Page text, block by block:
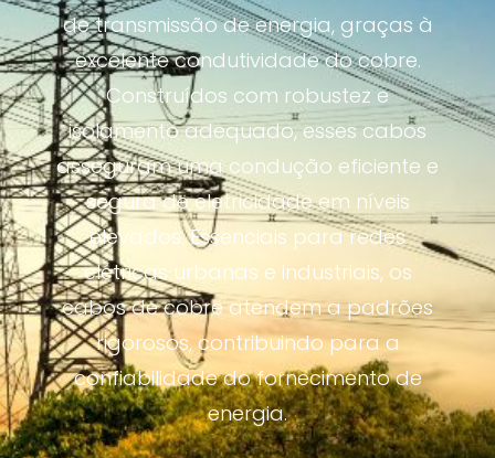
de transmissão de energia, graças à
excelente condutividade do cobre.
Construídos com robustez e
isolamento adequado, esses cabos
asseguram uma condução eficiente e
segura de eletricidade em níveis
elevados. Essenciais para redes
elétricas urbanas e industriais, os
cabos de cobre atendem a padrões
rigorosos, contribuindo para a
confiabilidade do fornecimento de
energia.